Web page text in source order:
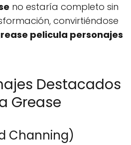
no estaría completo sin
convirtiéndose
pelicula personajes
Destacados
Grease
Channing)